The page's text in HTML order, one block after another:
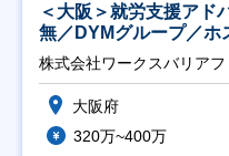
＜大阪＞就労支援アド
無／DYMグループ／ホ
日祝】
株式会社ワークスバリアフ
大阪府
320万~400万